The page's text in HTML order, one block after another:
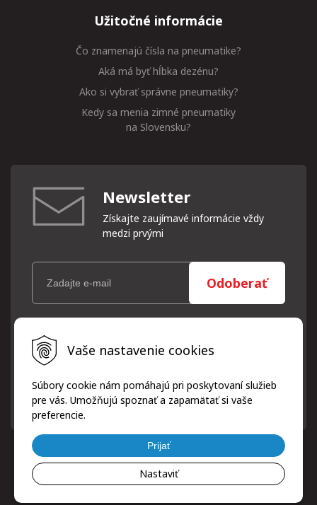
Vaše nastavenie cookies
Súbory cookie nám pomáhajú pri poskytovaní služieb
pre vás. Umožňujú spoznať a zapamätať si vaše
preferencie.
Prijať
Nastaviť
Užitočné informácie
Čo znamenajú čísla na pneumatike?
Aká má byť hĺbka dezénu?
Ako si vybrať správne pneumatiky?
Kedy sa menia zimné pneumatiky
na Slovensku?
Newsletter
Získajte zaujímavé informácie vždy
medzi prvými
Odoberať
Vaše osobné údaje (email) budeme spracovávať len za týmto
účelom v súlade s platnou legislatívou a zásadami ochrany
osobných údajov. Súhlas potvrdíte kliknutím na odkaz, ktorý
písomne, emailom alebo kliknutím na odkaz z ktoréhokoľvek
informačného emailu.
© 2026 ProfiPneuServis!